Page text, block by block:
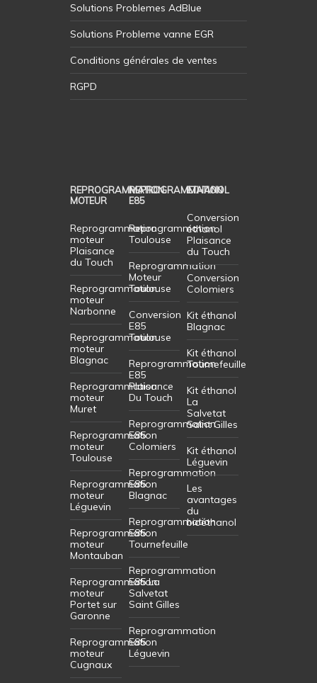
Solutions Problemes AdBlue
Solutions Probleme vanne EGR
Conditions générales de ventes
RGPD
REPROGRAMMATION
MOTEUR
Reprogrammation
moteur
Plaisance
du Touch
Reprogrammation
moteur
Narbonne
Reprogrammation
moteur
Blagnac
Reprogrammation
moteur
Muret
Reprogrammation
moteur
Toulouse
Reprogrammation
moteur
Léguevin
Reprogrammation
moteur
Montauban
Reprogrammation
moteur
Portet sur
Garonne
Reprogrammation
moteur
Cugnaux
REPROGRAMMATION
E85
Reprogrammation
Toulouse
Reprogrammation
Moteur
Toulouse
Conversion
E85
Toulouse
Reprogrammation
E85
Plaisance
Du Touch
Reprogrammation
E85
Colomiers
Reprogrammation
E85
Blagnac
Reprogrammation
E85
Tournefeuille
Reprogrammation
E85 La
Salvetat
Saint Gilles
Reprogrammation
E85
Léguevin
ETHANOL
Conversion
éthanol
Plaisance
du Touch
Conversion
Colomiers
Kit éthanol
Blagnac
Kit éthanol
Tournefeuille
Kit éthanol
La
Salvetat
Saint Gilles
Kit éthanol
Léguevin
Les
avantages
du
bioéthanol